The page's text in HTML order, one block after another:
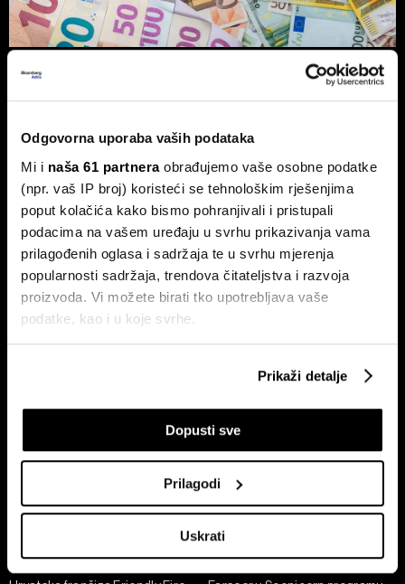
Odgovorna uporaba vaših podataka
Mi i naša 61 partneraobrađujemo vaše osobne podatke
(npr. vaš IP broj) koristeći se tehnološkim rješenjima
poput kolačića kako bismo pohranjivali i pristupali
podacima na vašem uređaju u svrhu prikazivanja vama
prilagođenih oglasa i sadržaja te u svrhu mjerenja
popularnosti sadržaja, trendova čitateljstva i razvoja
proizvoda. Vi možete birati tko upotrebljava vaše
podatke, kao i u koje svrhe.
Prikupljati podatke o vašoj geografskoj lokaciji,
koji mogu biti precizni do radijusa od nekoliko metara
Prepoznati vaš uređaj tako što ćemo aktivno
skenirati njegove određene karakteristike ("uzimanje
kako se obrađuje vaše osobne podatke te postaviti svoje
preferencije. Svoju privolu možete u svakom trenutku
izmijeniti ili povući u Izjavi o kolačićima.
Prikaži detalje
Dopusti sve
Prilagodi
Uskrati
Vlasnik Magazinske kleti izdaje
Tvrtka Superior Ugostiteljstvo izdaje trogodišnje
obveznice vrijedne 1,5 milijuna eura, više od milijun eura
ulažu u sustav centralizirane pripreme hrane.
oblikovati budućnost logistike u